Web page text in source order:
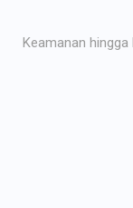
Keamanan